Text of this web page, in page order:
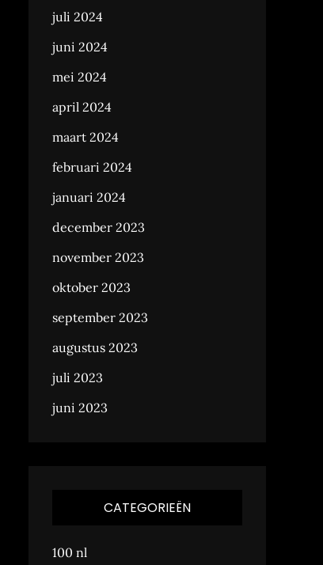
juli 2024
juni 2024
mei 2024
april 2024
maart 2024
februari 2024
januari 2024
december 2023
november 2023
oktober 2023
september 2023
augustus 2023
juli 2023
juni 2023
CATEGORIEËN
100 nl